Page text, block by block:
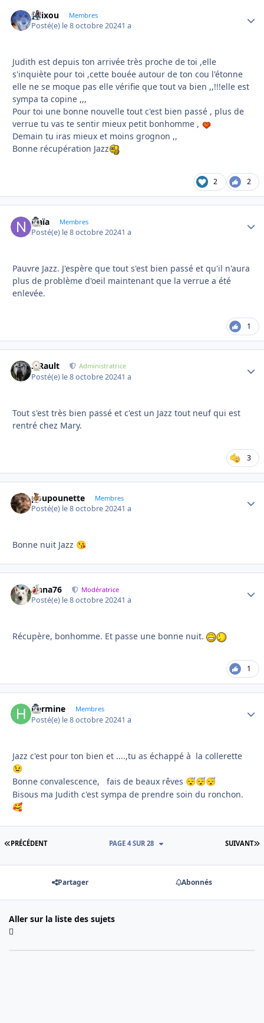
felixou Membres
Posté(e) le 8 octobre 20241 a
Judith est depuis ton arrivée très proche de toi ,elle
s'inquiète pour toi ,cette bouée autour de ton cou l'étonne
elle ne se moque pas elle vérifie que tout va bien ,,!!!elle est
sympa ta copine ,,,
Pour toi une bonne nouvelle tout c'est bien passé , plus de
verrue tu vas te sentir mieux petit bonhomme ,
Demain tu iras mieux et moins grognon ,,
Bonne récupération Jazz
2 2
Naïa Membres
Posté(e) le 8 octobre 20241 a
Pauvre Jazz. J'espère que tout s'est bien passé et qu'il n'aura
plus de problème d'oeil maintenant que la verrue a été
enlevée.
1
S.Rault Administratrice
Posté(e) le 8 octobre 20241 a
Tout s'est très bien passé et c'est un Jazz tout neuf qui est
rentré chez Mary.
3
poupounette Membres
Posté(e) le 8 octobre 20241 a
Bonne nuit Jazz 😘
Anna76 Modératrice
Posté(e) le 8 octobre 20241 a
Récupère, bonhomme. Et passe une bonne nuit.
1
hermine Membres
Posté(e) le 8 octobre 20241 a
Jazz c'est pour ton bien et ....,tu as échappé à la collerette
😉
Bonne convalescence, fais de beaux rêves 😴😴😴
Bisous ma Judith c'est sympa de prendre soin du ronchon.
🥰
PREMIÈRE PAGE
PRÉCÉDENT SUIVANT
PAGE 4 SUR 28
Partager Abonnés
Aller sur la liste des sujets